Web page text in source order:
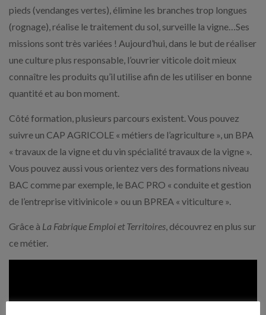
pieds (vendanges vertes), élimine les branches trop longues
(rognage), réalise le traitement du sol, surveille la vigne…Ses
missions sont très variées ! Aujourd’hui, dans le but de réaliser
une culture plus responsable, l’ouvrier viticole doit mieux
connaître les produits qu’il utilise afin de les utiliser en bonne
quantité et au bon moment.
Côté formation, plusieurs parcours existent. Vous pouvez
suivre un CAP AGRICOLE « métiers de l’agriculture », un BPA
« travaux de la vigne et du vin spécialité travaux de la vigne ».
Vous pouvez aussi vous orientez vers des formations niveau
BAC comme par exemple, le BAC PRO « conduite et gestion
de l’entreprise vitivinicole » ou un BPREA « viticulture ».
Grâce à La Fabrique Emploi et Territoires, découvrez en plus sur
ce métier.